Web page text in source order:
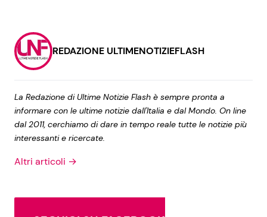
REDAZIONE ULTIMENOTIZIEFLASH
La Redazione di Ultime Notizie Flash è sempre pronta a
informare con le ultime notizie dall'Italia e dal Mondo. On line
dal 2011, cerchiamo di dare in tempo reale tutte le notizie più
interessanti e ricercate.
Altri articoli →